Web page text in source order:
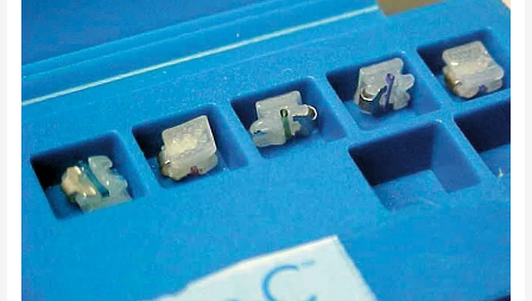
Ovation
Bracket
autoligable
Interactivo